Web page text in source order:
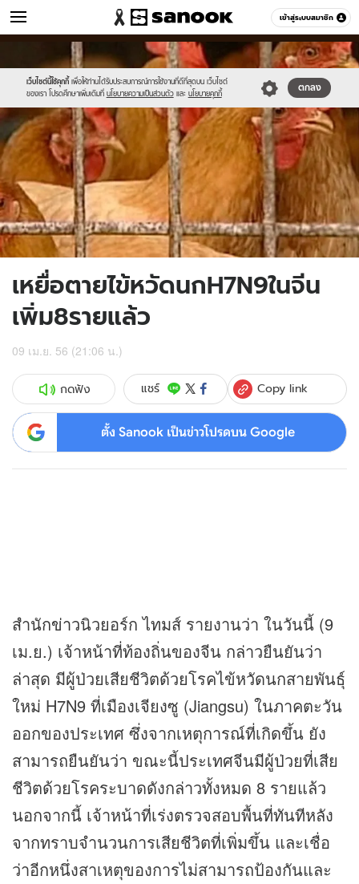
เข้าสู่ระบบสมาชิก
ข่าว หมวดอื่นๆ
เว็บไซต์นี้ใช้คุกกี้ เพื่อให้ท่านได้รับประสบการณ์การใช้งานที่ดีที่สุดบน เว็บไซต์
ของเรา โปรดศึกษาเพิ่มเติมที่ นโยบายความเป็นส่วนตัว และ นโยบายคุกกี้
ตกลง
//s.isanook.com/sr/0/images/logo-
new-
sanook.png
//s.isanook.com/ns/0/ud/235/1179544/445783-
01.jpg
เหยื่อตายไข้หวัดนกH7N9ในจีน
เพิ่ม8รายแล้ว
09 เม.ย. 56 (21:06 น.)
กดฟัง แชร์ Copy link
ตั้ง Sanook เป็นข่าวโปรดบน Google
สำนักข่าวนิวยอร์ก ไทมส์ รายงานว่า ในวันนี้ (9
เม.ย.) เจ้าหน้าที่ท้องถิ่นของจีน กล่าวยืนยันว่า
ล่าสุด มีผู้ป่วยเสียชีวิตด้วยโรคไข้หวัดนกสายพันธุ์
ใหม่ H7N9 ที่เมืองเจียงซู (Jiangsu) ในภาคตะวัน
ออกของประเทศ ซึ่งจากเหตุการณ์ที่เกิดขึ้น ยัง
สามารถยืนยันว่า ขณะนี้ประเทศจีนมีผู้ป่วยที่เสีย
ชีวิตด้วยโรคระบาดดังกล่าวทั้งหมด 8 รายแล้ว
นอกจากนี้ เจ้าหน้าที่เร่งตรวจสอบพื้นที่ทันทีหลัง
จากทราบจำนวนการเสียชีวิตที่เพิ่มขึ้น และเชื่อ
ว่าอีกหนึ่งสาเหตุของการไม่สามารถป้องกันและ